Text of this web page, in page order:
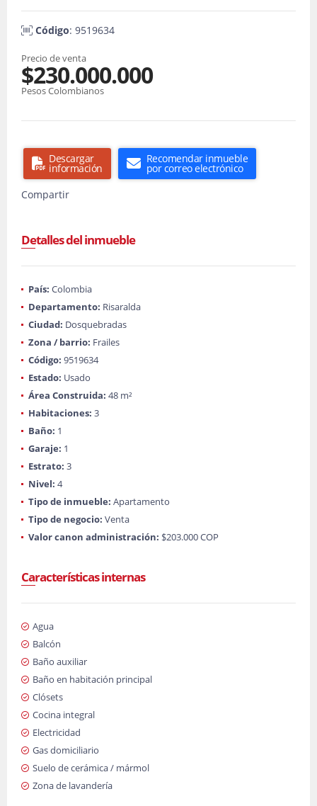
Código: 9519634
Precio de venta
$230.000.000
Pesos Colombianos
Descargar
información
Recomendar inmueble
por correo electrónico
Compartir
Detalles del inmueble
País: Colombia
Departamento: Risaralda
Ciudad: Dosquebradas
Zona / barrio: Frailes
Código: 9519634
Estado: Usado
Área Construida: 48 m²
Habitaciones: 3
Baño: 1
Garaje: 1
Estrato: 3
Nivel: 4
Tipo de inmueble: Apartamento
Tipo de negocio: Venta
Valor canon administración: $203.000 COP
Características internas
Agua
Balcón
Baño auxiliar
Baño en habitación principal
Clósets
Cocina integral
Electricidad
Gas domiciliario
Suelo de cerámica / mármol
Zona de lavandería